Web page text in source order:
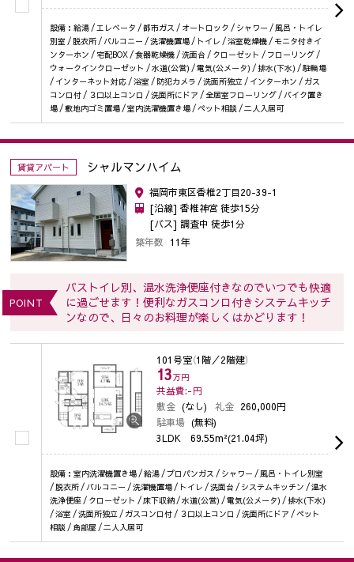
設備：給湯 / エレベータ / 都市ガス / オートロック / シャワー / 風呂・トイレ
別室 / 脱衣所 / バルコニー / 洗濯機置場 / トイレ / 浴室乾燥機 / モニタ付きイ
ンターホン / 宅配BOX / 食器乾燥機 / 洗面台 / クローゼット / フローリング /
ウォークインクローゼット / 水道(公営) / 電気(公メータ) / 排水(下水) / 駐輪場
/ インターネット対応 / 浴室 / 防犯カメラ / 洗面所独立 / インターホン / ガス
コンロ付 / ３口以上コンロ / 洗面所にドア / 全居室フローリング / バイク置き
場 / 敷地内ゴミ置場 / 室内洗濯機置き場 / ペット相談 / 二人入居可
賃貸アパート シャルマンハイム
福岡市東区香椎2丁目20-39-1
[沿線] 香椎神宮 徒歩15分
[バス] 調査中 徒歩1分
築年数 11年
POINT
バストイレ別、温水洗浄便座付きなのでいつでも快適
に過ごせます！便利なガスコンロ付きシステムキッチ
ンなので、日々のお料理が楽しくはかどります！
101号室（1階／2階建）
13万円
共益費:-円
敷金 (なし) 礼金 260,000円
駐車場 (無料)
3LDK 69.55m²(21.04坪)
設備：室内洗濯機置き場 / 給湯 / プロパンガス / シャワー / 風呂・トイレ別室
/ 脱衣所 / バルコニー / 洗濯機置場 / トイレ / 洗面台 / システムキッチン / 温水
洗浄便座 / クローゼット / 床下収納 / 水道(公営) / 電気(公メータ) / 排水(下水)
/ 浴室 / 洗面所独立 / ガスコンロ付 / ３口以上コンロ / 洗面所にドア / ペット
相談 / 角部屋 / 二人入居可